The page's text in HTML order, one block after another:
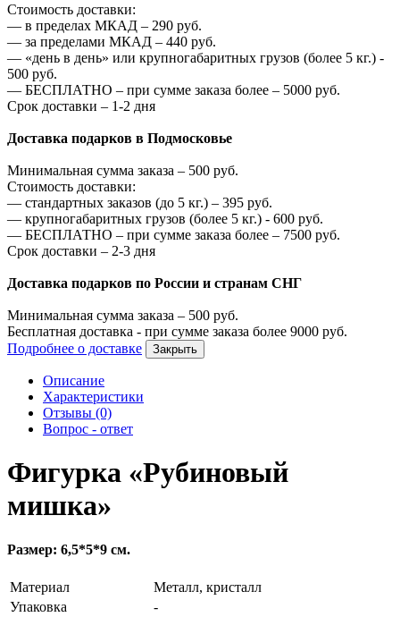
Стоимость доставки:
— в пределах МКАД – 290 руб.
— за пределами МКАД – 440 руб.
— «день в день» или крупногабаритных грузов (более 5 кг.) -
500 руб.
— БЕСПЛАТНО – при сумме заказа более – 5000 руб.
Срок доставки – 1-2 дня
Доставка подарков в Подмосковье
Минимальная сумма заказа – 500 руб.
Стоимость доставки:
— стандартных заказов (до 5 кг.) – 395 руб.
— крупногабаритных грузов (более 5 кг.) - 600 руб.
— БЕСПЛАТНО – при сумме заказа более – 7500 руб.
Срок доставки – 2-3 дня
Доставка подарков по России и странам СНГ
Минимальная сумма заказа – 500 руб.
Бесплатная доставка - при сумме заказа более 9000 руб.
Подробнее о доставке
Закрыть
Описание
Характеристики
Отзывы (0)
Вопрос - ответ
Фигурка «Рубиновый
мишка»
Размер: 6,5*5*9 см.
Материал
Металл, кристалл
Упаковка
-